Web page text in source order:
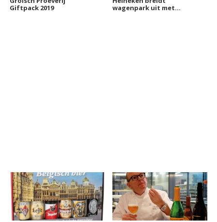
Giftpack 2019
wagenpark uit met